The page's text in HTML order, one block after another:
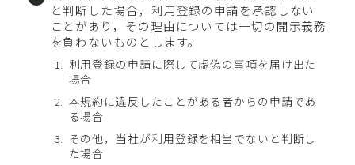
と判断した場合，利用登録の申請を承認しない
ことがあり，その理由については一切の開示義務
を負わないものとします。
利用登録の申請に際して虚偽の事項を届け出た
場合
本規約に違反したことがある者からの申請であ
る場合
その他，当社が利用登録を相当でないと判断し
た場合